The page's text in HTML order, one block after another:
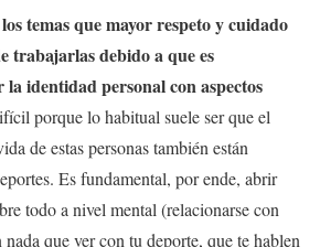
temas que mayor respeto y cuidado
trabajarlas debido a que es
identidad personal con aspectos
porque lo habitual suele ser que el
de estas personas también están
Es fundamental, por ende, abrir
todo a nivel mental (relacionarse con
que ver con tu deporte, que te hablen